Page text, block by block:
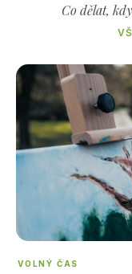
Co dělat,
VOLNÝ ČAS